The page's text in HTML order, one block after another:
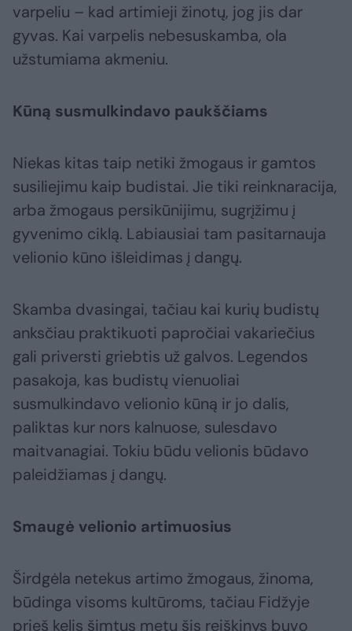
varpeliu – kad artimieji žinotų, jog jis dar
gyvas. Kai varpelis nebesuskamba, ola
užstumiama akmeniu.
Kūną susmulkindavo paukščiams
Niekas kitas taip netiki žmogaus ir gamtos
susiliejimu kaip budistai. Jie tiki reinknaracija,
arba žmogaus persikūnijimu, sugrįžimu į
gyvenimo ciklą. Labiausiai tam pasitarnauja
velionio kūno išleidimas į dangų.
Skamba dvasingai, tačiau kai kurių budistų
anksčiau praktikuoti papročiai vakariečius
gali priversti griebtis už galvos. Legendos
pasakoja, kas budistų vienuoliai
susmulkindavo velionio kūną ir jo dalis,
paliktas kur nors kalnuose, sulesdavo
maitvanagiai. Tokiu būdu velionis būdavo
paleidžiamas į dangų.
Smaugė velionio artimuosius
Širdgėla netekus artimo žmogaus, žinoma,
būdinga visoms kultūroms, tačiau Fidžyje
prieš kelis šimtus metų šis reiškinys buvo